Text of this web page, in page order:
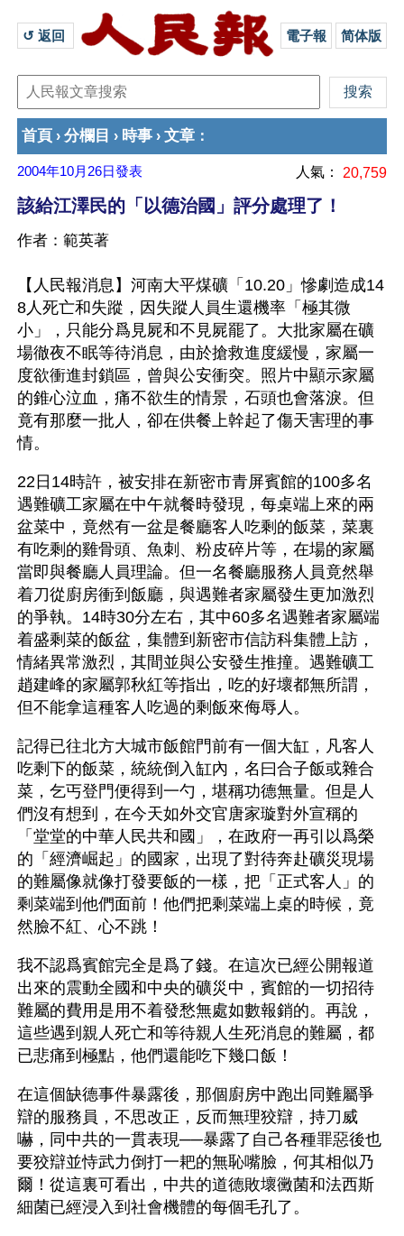
↺ 返回 電子報 简体版
首頁 › 分欄目 › 時事 › 文章 ：
2004年10月26日發表 人氣： 20,759
該給江澤民的「以德治國」評分處理了！
作者：範英著
【人民報消息】河南大平煤礦「10.20」慘劇造成14
8人死亡和失蹤，因失蹤人員生還機率「極其微
小」，只能分爲見屍和不見屍罷了。大批家屬在礦
場徹夜不眠等待消息，由於搶救進度緩慢，家屬一
度欲衝進封鎖區，曾與公安衝突。照片中顯示家屬
的錐心泣血，痛不欲生的情景，石頭也會落淚。但
竟有那麼一批人，卻在供餐上幹起了傷天害理的事
情。
22日14時許，被安排在新密市青屏賓館的100多名
遇難礦工家屬在中午就餐時發現，每桌端上來的兩
盆菜中，竟然有一盆是餐廳客人吃剩的飯菜，菜裏
有吃剩的雞骨頭、魚刺、粉皮碎片等，在場的家屬
當即與餐廳人員理論。但一名餐廳服務人員竟然舉
着刀從廚房衝到飯廳，與遇難者家屬發生更加激烈
的爭執。14時30分左右，其中60多名遇難者家屬端
着盛剩菜的飯盆，集體到新密市信訪科集體上訪，
情緒異常激烈，其間並與公安發生推撞。遇難礦工
趙建峰的家屬郭秋紅等指出，吃的好壞都無所謂，
但不能拿這種客人吃過的剩飯來侮辱人。
記得已往北方大城市飯館門前有一個大缸，凡客人
吃剩下的飯菜，統統倒入缸內，名曰合子飯或雜合
菜，乞丐登門便得到一勺，堪稱功德無量。但是人
們沒有想到，在今天如外交官唐家璇對外宣稱的
「堂堂的中華人民共和國」，在政府一再引以爲榮
的「經濟崛起」的國家，出現了對待奔赴礦災現場
的難屬像就像打發要飯的一樣，把「正式客人」的
剩菜端到他們面前！他們把剩菜端上桌的時候，竟
然臉不紅、心不跳！
我不認爲賓館完全是爲了錢。在這次已經公開報道
出來的震動全國和中央的礦災中，賓館的一切招待
難屬的費用是用不着發愁無處如數報銷的。再說，
這些遇到親人死亡和等待親人生死消息的難屬，都
已悲痛到極點，他們還能吃下幾口飯！
在這個缺德事件暴露後，那個廚房中跑出同難屬爭
辯的服務員，不思改正，反而無理狡辯，持刀威
嚇，同中共的一貫表現──暴露了自己各種罪惡後也
要狡辯並恃武力倒打一耙的無恥嘴臉，何其相似乃
爾！從這裏可看出，中共的道德敗壞黴菌和法西斯
細菌已經浸入到社會機體的每個毛孔了。